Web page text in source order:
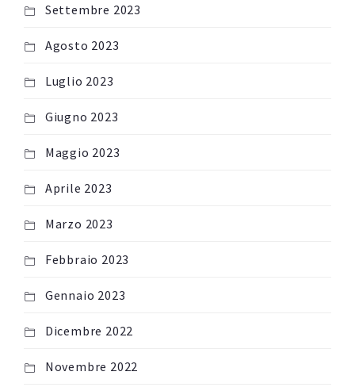
Settembre 2023
Agosto 2023
Luglio 2023
Giugno 2023
Maggio 2023
Aprile 2023
Marzo 2023
Febbraio 2023
Gennaio 2023
Dicembre 2022
Novembre 2022